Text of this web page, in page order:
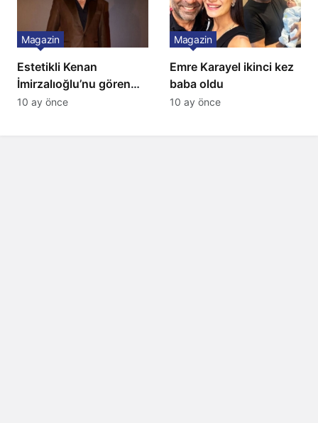
Estetikli Kenan
İmirzalıoğlu’nu gören
tanıyamıyor: Son hali
Magazin
10 ay önce
Emre Karayel ikinci kez
baba oldu
Magazin
10 ay önce